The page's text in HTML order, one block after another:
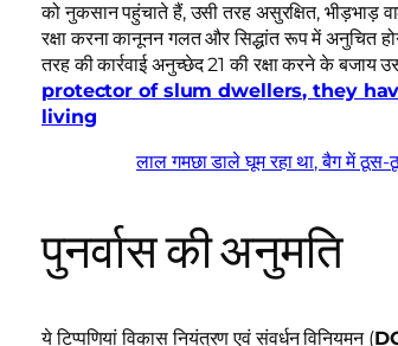
को नुकसान पहुंचाते हैं, उसी तरह असुरक्षित, भीड़भाड़
रक्षा करना कानूनन गलत और सिद्धांत रूप में अनुचित
तरह की कार्रवाई अनुच्छेद 21 की रक्षा करने के
protector of slum dwellers, they
living
लाल गमछा डाले घूम रहा था, बैग में
पुनर्वास की अनुमति
ये टिप्पणियां विकास नियंत्रण एवं संवर्धन विनियमन (